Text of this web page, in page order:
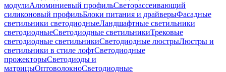
модулиАлюминиевый профильСветорассеивающий
силиконовый профильБлоки питания и драйверыФасадные
светильники светодиодныеЛандшафтные светильники
светодиодныеСветодиодные светильникиТрековые
светодиодные светильникиСветодиодные люстрыЛюстры и
светильники в стиле лофтСветодиодные
прожекторыСветодиоды и
матрицыОптоволокноСветодиодные